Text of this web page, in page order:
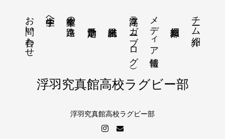
チーム紹介
メディア情報
浮高ラガー（ブログ）
卒業生の進路
中学生へ
お問い合わせ
浮羽究真館高校ラグビー部
浮羽究真館高校ラグビー部